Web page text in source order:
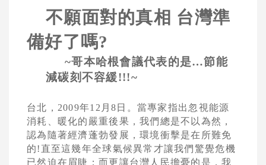
不願面對的真相 台灣準
備好了嗎?
~哥本哈根會議代表的是…節能
減碳刻不容緩!!!~
台北， 2009年12 月8 日 。當專家指出忽視能源
消耗、暖化的嚴重後果，我們總是不以為然，
認為隨著經濟蓬勃發展，環境衝擊是在所難免
的! 直至這幾年全球氣候異常才讓我們驚覺危機
已然迫在眉睫 ；而更讓台灣人民擔憂的是，我